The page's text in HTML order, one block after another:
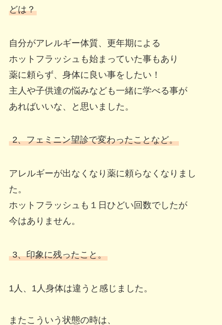
どは？
自分がアレルギー体質、更年期による
ホットフラッシュも始まっていた事もあり
薬に頼らず、身体に良い事をしたい！
主人や子供達の悩みなども一緒に学べる事が
あればいいな、と思いました。
2、フェミニン望診で変わったことなど。
アレルギーが出なくなり薬に頼らなくなりまし
た。
ホットフラッシュも１日ひどい回数でしたが
今はありません。
3、印象に残ったこと。
1人、1人身体は違うと感じました。
またこういう状態の時は、